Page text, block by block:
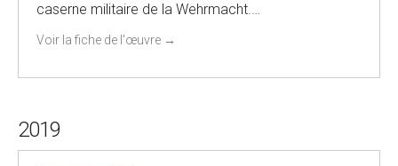
caserne militaire de la Wehrmacht.…
Voir la fiche de l'œuvre →
2019